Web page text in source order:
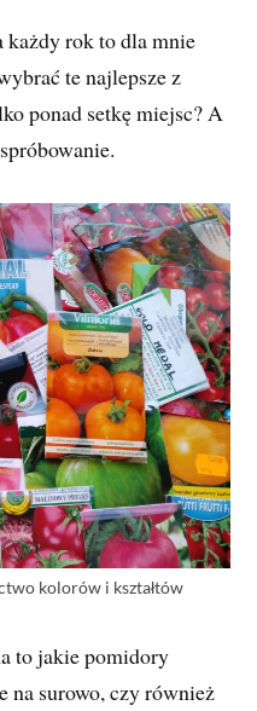
każdy rok to dla mnie
te najlepsze z
ponad setkę miejsc? A
kolorów i kształtów
to jakie pomidory
na surowo, czy również